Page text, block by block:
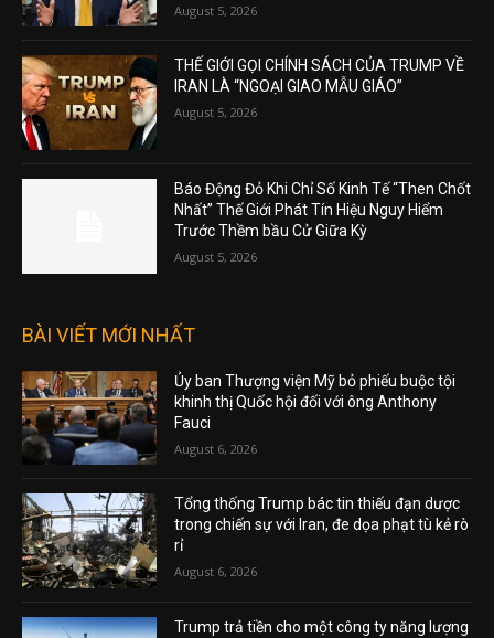
August 5, 2026
THẾ GIỚI GỌI CHÍNH SÁCH CỦA TRUMP VỀ
IRAN LÀ “NGOẠI GIAO MẪU GIÁO”
August 5, 2026
Báo Động Đỏ Khi Chỉ Số Kinh Tế “Then Chốt
Nhất” Thế Giới Phát Tín Hiệu Nguy Hiểm
Trước Thềm bầu Cử Giữa Kỳ
August 5, 2026
BÀI VIẾT MỚI NHẤT
Ủy ban Thượng viện Mỹ bỏ phiếu buộc tội
khinh thị Quốc hội đối với ông Anthony
Fauci
August 6, 2026
Tổng thống Trump bác tin thiếu đạn dược
trong chiến sự với Iran, đe dọa phạt tù kẻ rò
rỉ
August 6, 2026
Trump trả tiền cho một công ty năng lượng